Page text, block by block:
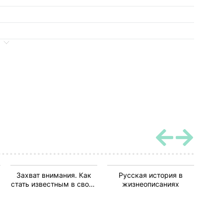
Захват внимания. Как
стать известным в своей
Русская история в
жизнеописаниях